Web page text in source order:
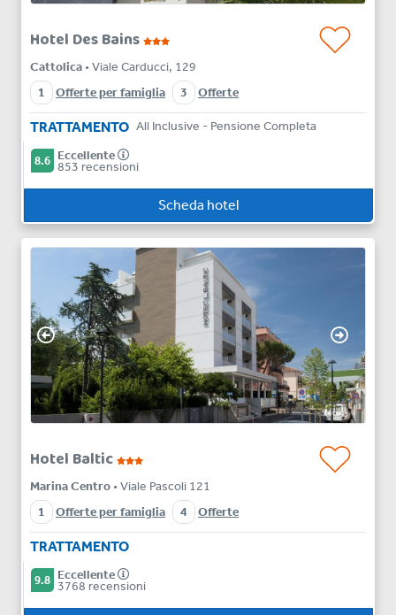
Hotel Des Bains
Cattolica • Viale Carducci, 129
1
Offerte per famiglia 3 Offerte
TRATTAMENTO All Inclusive - Pensione Completa
8.6 Eccellente
853 recensioni
Scheda hotel
Hotel Baltic
Marina Centro • Viale Pascoli 121
1
Offerte per famiglia 4 Offerte
TRATTAMENTO
9.8 Eccellente
3768 recensioni